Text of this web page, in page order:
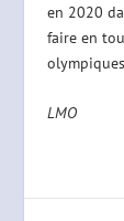
en 2020
faire en
LMO